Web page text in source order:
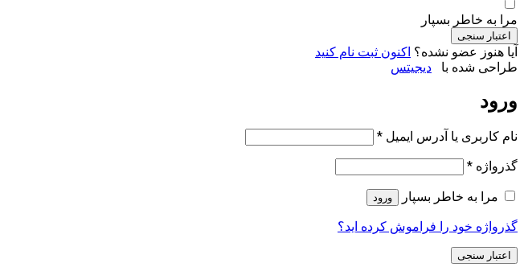
مرا به خاطر بسپار
اعتبار سنجی
آیا هنوز عضو نشده؟ اکنون ثبت نام کنید
طراحی شده با
دیجیتس
ورود
نام کاربری یا آدرس ایمیل *الزامی
گذرواژه *الزامی
مرا به خاطر بسپار ورود
گذرواژه خود را فراموش کرده اید؟
اعتبار سنجی